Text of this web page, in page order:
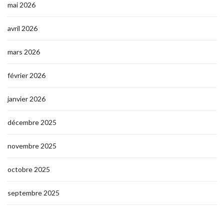
mai 2026
avril 2026
mars 2026
février 2026
janvier 2026
décembre 2025
novembre 2025
octobre 2025
septembre 2025